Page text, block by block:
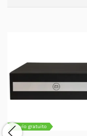
Envío gratuito